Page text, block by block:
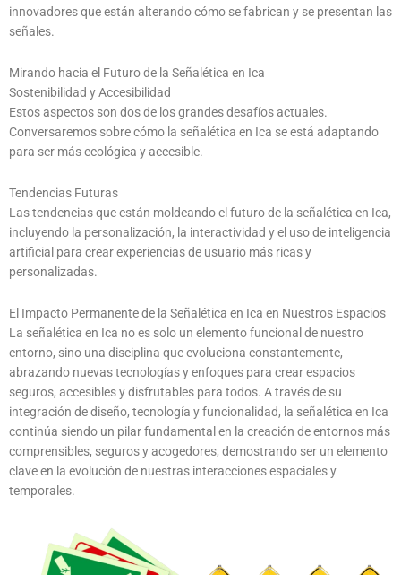
innovadores que están alterando cómo se fabrican y se presentan las
señales.
Mirando hacia el Futuro de la Señalética en Ica
Sostenibilidad y Accesibilidad
Estos aspectos son dos de los grandes desafíos actuales.
Conversaremos sobre cómo la señalética en Ica se está adaptando
para ser más ecológica y accesible.
Tendencias Futuras
Las tendencias que están moldeando el futuro de la señalética en Ica,
incluyendo la personalización, la interactividad y el uso de inteligencia
artificial para crear experiencias de usuario más ricas y
personalizadas.
El Impacto Permanente de la Señalética en Ica en Nuestros Espacios
La señalética en Ica no es solo un elemento funcional de nuestro
entorno, sino una disciplina que evoluciona constantemente,
abrazando nuevas tecnologías y enfoques para crear espacios
seguros, accesibles y disfrutables para todos. A través de su
integración de diseño, tecnología y funcionalidad, la señalética en Ica
continúa siendo un pilar fundamental en la creación de entornos más
comprensibles, seguros y acogedores, demostrando ser un elemento
clave en la evolución de nuestras interacciones espaciales y
temporales.